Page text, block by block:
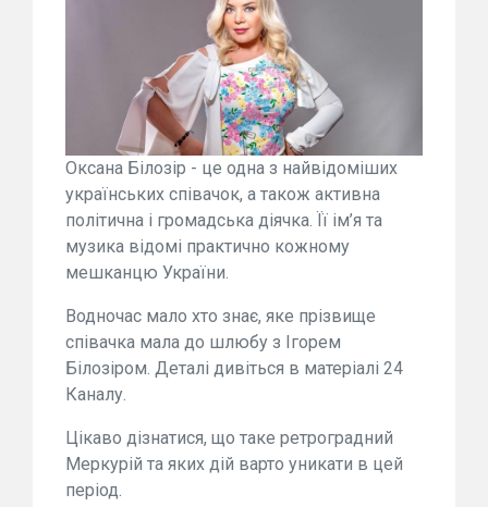
Оксана Білозір - це одна з найвідоміших
українських співачок, а також активна
політична і громадська діячка. Її ім’я та
музика відомі практично кожному
мешканцю України.
Водночас мало хто знає, яке прізвище
співачка мала до шлюбу з Ігорем
Білозіром. Деталі дивіться в матеріалі 24
Каналу.
Цікаво дізнатися, що таке ретроградний
Меркурій та яких дій варто уникати в цей
період.